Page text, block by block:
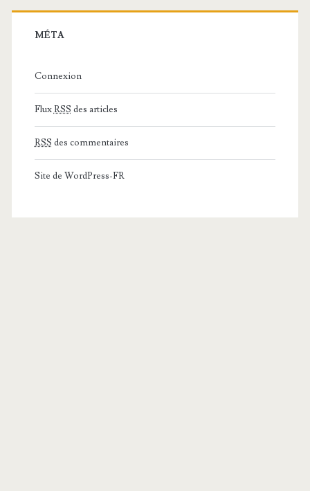
MÉTA
Connexion
FluxRSS des articles
RSS des commentaires
Site de WordPress-FR